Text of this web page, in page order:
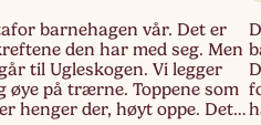
barnehagen vår. Det er
den har med seg. Men
til Ugleskogen. Vi legger
øye på trærne. Toppene som
henger der, høyt oppe. Det